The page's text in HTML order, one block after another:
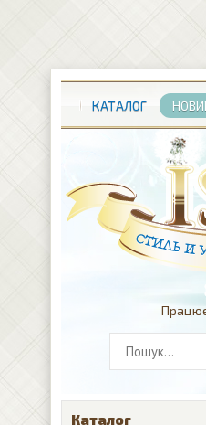
КАТАЛОГ
Каталог